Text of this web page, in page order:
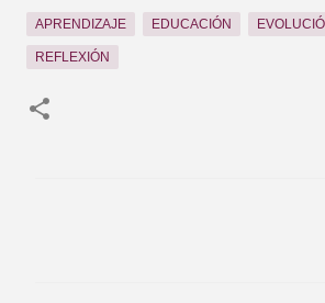
APRENDIZAJE EDUCACIÓN
REFLEXIÓN